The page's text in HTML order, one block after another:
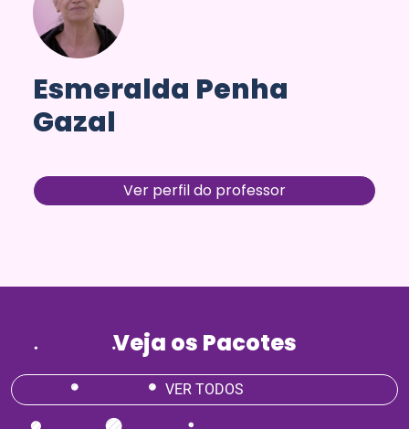
Esmeralda Penha
Gazal
Ver perfil do professor
Veja os Pacotes
VER TODOS